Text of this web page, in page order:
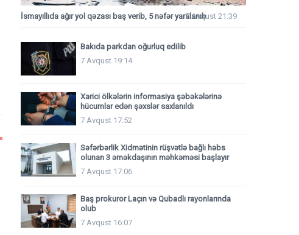
İsmayıllıda ağır yol qəzası baş verib, 5 nəfər yaralanıb7 Avqust 21:39
Bakıda parkdan oğurluq edilib
7 Avqust 19:14
Xarici ölkələrin informasiya şəbəkələrinə
hücumlar edən şəxslər saxlanıldı
7 Avqust 17:52
Səfərbərlik Xidmətinin rüşvətlə bağlı həbs
olunan 3 əməkdaşının məhkəməsi başlayır
7 Avqust 17:06
Baş prokuror Laçın və Qubadlı rayonlarında
olub
7 Avqust 16:07